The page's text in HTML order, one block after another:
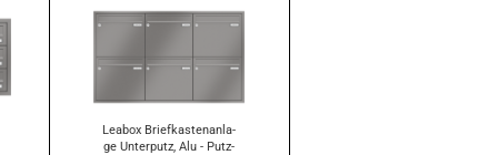
Lea­box Brief­kas­ten­an­la­
ge Un­ter­putz, Alu - Putz­